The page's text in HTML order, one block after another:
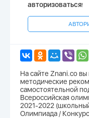
авторизоваться!
На сайте Znani.co
методические
самостоятельной
Всероссийская
2021-2022
Олимпиада /